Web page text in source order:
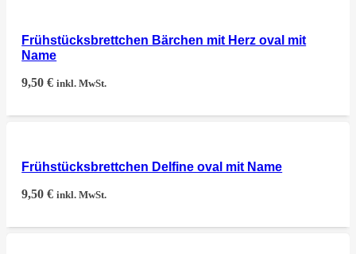
Frühstücksbrettchen Bärchen mit Herz oval mit
Name
9,50€ inkl. MwSt.
Frühstücksbrettchen Delfine oval mit Name
9,50€ inkl. MwSt.